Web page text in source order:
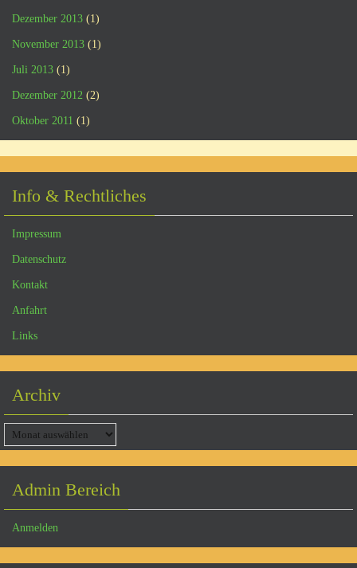
Dezember 2013 (1)
November 2013 (1)
Juli 2013 (1)
Dezember 2012 (2)
Oktober 2011 (1)
Info & Rechtliches
Impressum
Datenschutz
Kontakt
Anfahrt
Links
Archiv
Admin Bereich
Anmelden